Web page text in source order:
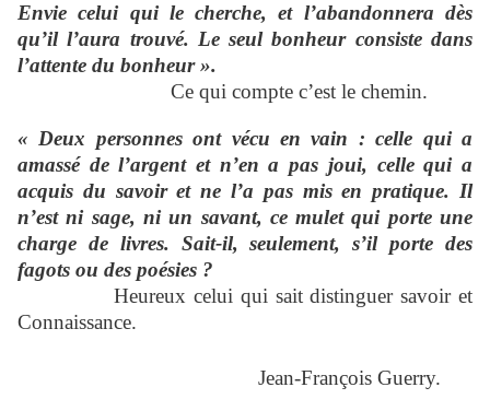
Envie celui qui le cherche, et l’abandonnera dès
qu’il l’aura trouvé. Le seul bonheur consiste dans
l’attente du bonheur ».
Ce qui compte c’est le chemin.
« Deux personnes ont vécu en vain : celle qui a
amassé de l’argent et n’en a pas joui, celle qui a
acquis du savoir et ne l’a pas mis en pratique. Il
n’est ni sage, ni un savant, ce mulet qui porte une
charge de livres. Sait-il, seulement, s’il porte des
fagots ou des poésies ?
Heureux celui qui sait distinguer savoir et
Connaissance.
Jean-François Guerry.